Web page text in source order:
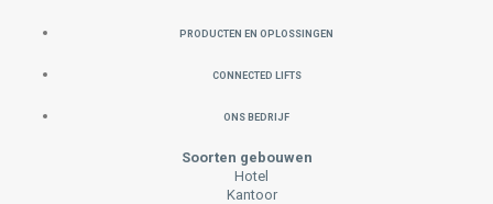
PRODUCTEN EN OPLOSSINGEN
CONNECTED LIFTS
ONS BEDRIJF
Soorten gebouwen
Hotel
Kantoor